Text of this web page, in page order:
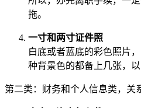
拖。
一寸和两寸证件照
白底或者蓝底的彩色照片
种背景色的都备上几张，以
第二类：财务和个人信息类，关